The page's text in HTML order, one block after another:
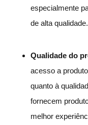
especialmente
de alta qualidade.
Qualidade do
acesso a
quanto à
fornecem
melhor